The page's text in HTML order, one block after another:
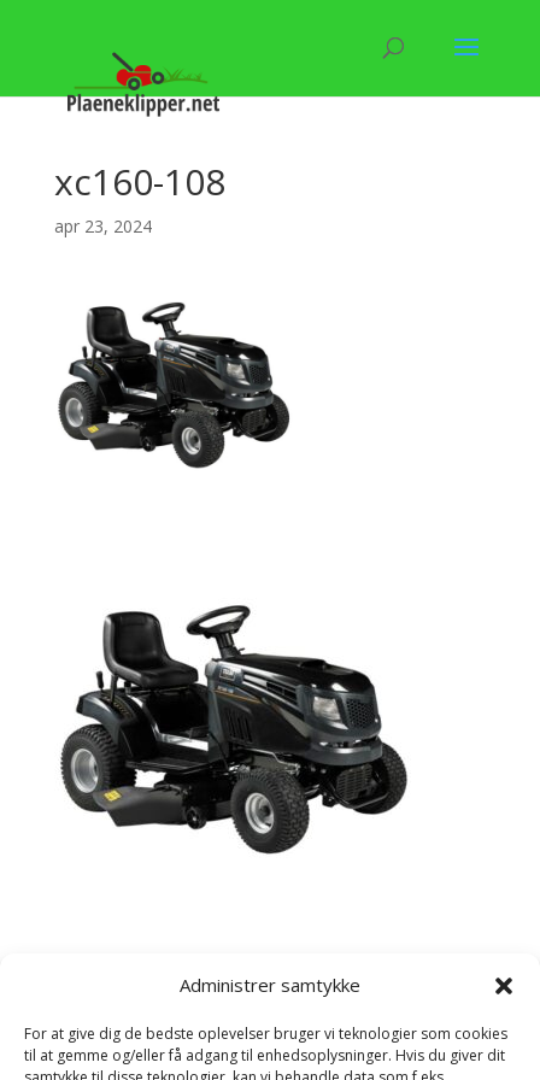
Administrer samtykke
For at give dig de bedste oplevelser bruger vi teknologier som cookies
til at gemme og/eller få adgang til enhedsoplysninger. Hvis du giver dit
xc160-108
apr 23, 2024
Plæneklipper